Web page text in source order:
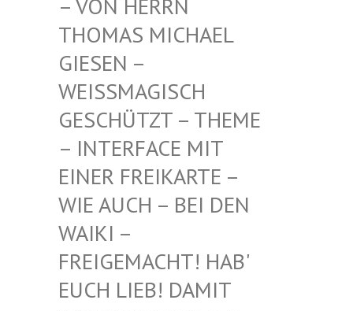
VON HERRN T
HOMAS MICHAEL G
IESEN – W
EISSMAGISCH GE
SCHÜTZT – THEME –
INTERFACE MIT EI
NER FREIKARTE – WI
E AUCH – BEI DEN WA
IKI – FR
EIGEMACHT! HAB' EU
CH LIEB! DAMIT IH